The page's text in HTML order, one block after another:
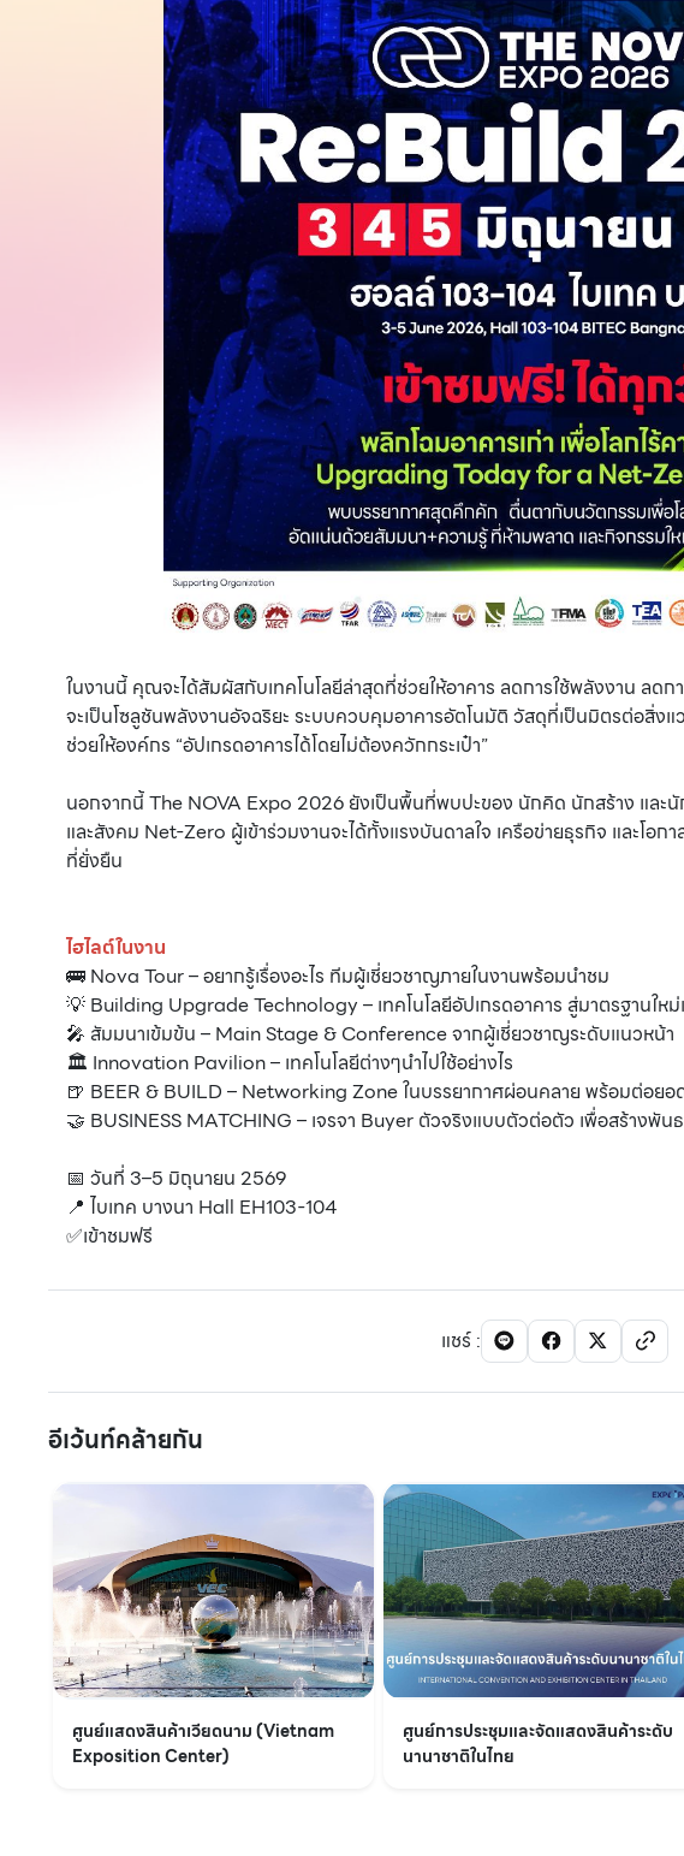
ในงานนี้ คุณจะได้สัมผัสกับเทคโนโลยีล่าสุดที่ช่วยให้อาคาร ลดการใช้พลังงาน ลดก
จะเป็นโซลูชันพลังงานอัจฉริยะ ระบบควบคุมอาคารอัตโนมัติ วัสดุที่เป็นมิตรต่อสิ่ง
ช่วยให้องค์กร “อัปเกรดอาคารได้โดยไม่ต้องควักกระเป๋า”
นอกจากนี้ The NOVA Expo 2026 ยังเป็นพื้นที่พบปะของ นักคิด นักสร้าง และ
และสังคม Net-Zero ผู้เข้าร่วมงานจะได้ทั้งแรงบันดาลใจ เครือข่ายธุรกิจ และโอก
ที่ยั่งยืน
ไฮไลต์ในงาน
🚌 Nova Tour – อยากรู้เรื่องอะไร ทีมผู้เชี่ยวชาญภายในงานพร้อมนำชม
💡 Building Upgrade Technology – เทคโนโลยีอัปเกรดอาคาร สู่มาตรฐานให
🎤 สัมมนาเข้มข้น – Main Stage & Conference จากผู้เชี่ยวชาญระดับแนวหน้า
🏛️ Innovation Pavilion – เทคโนโลยีต่างๆนำไปใช้อย่างไร
🍺 BEER & BUILD – Networking Zone ในบรรยากาศผ่อนคลาย พร้อมต่อยอ
🤝 BUSINESS MATCHING – เจรจา Buyer ตัวจริงแบบตัวต่อตัว เพื่อสร้างพั
📅 วันที่ 3–5 มิถุนายน 2569
📍 ไบเทค บางนา Hall EH103-104
✅เข้าชมฟรี
แชร์:
อีเว้นท์คล้ายกัน
ศูนย์แสดงสินค้าเวียดนาม (Vietnam
Exposition Center)
ศูนย์การประชุมและจัดแสดงสินค้าระดับ
นานาชาติในไทย